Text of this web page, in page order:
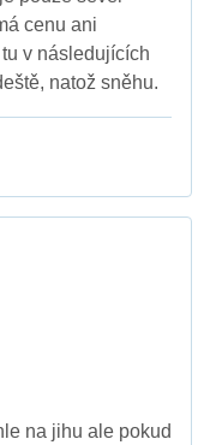
cenu ani
v následujících
natož sněhu.
na jihu ale pokud